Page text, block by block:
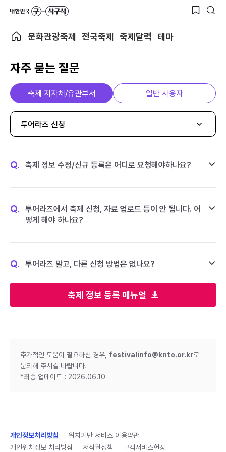
문화관광축제 전국축제 축제달력 테마
자주 묻는 질문
축제 정보 등록 매뉴얼
축제 지자체/유관부서 일반 사용자
투어라즈 신청
Q. 축제 정보 수정/신규 등록은 어디로 요청해야하나요?
Q.
투어라즈에서 축제 신청, 자료 업로드 등이 안 됩니다. 어
떻게 해야 하나요?
Q. 투어라즈 말고, 다른 신청 방법은 없나요?
추가적인 도움이 필요하신 경우, festivalinfo@knto.or.kr로
문의해 주시길 바랍니다.
*최종 업데이트 : 2026.06.10
개인정보처리방침
위치기반 서비스 이용약관
개인위치정보 처리방침
저작권정책 고객서비스헌장